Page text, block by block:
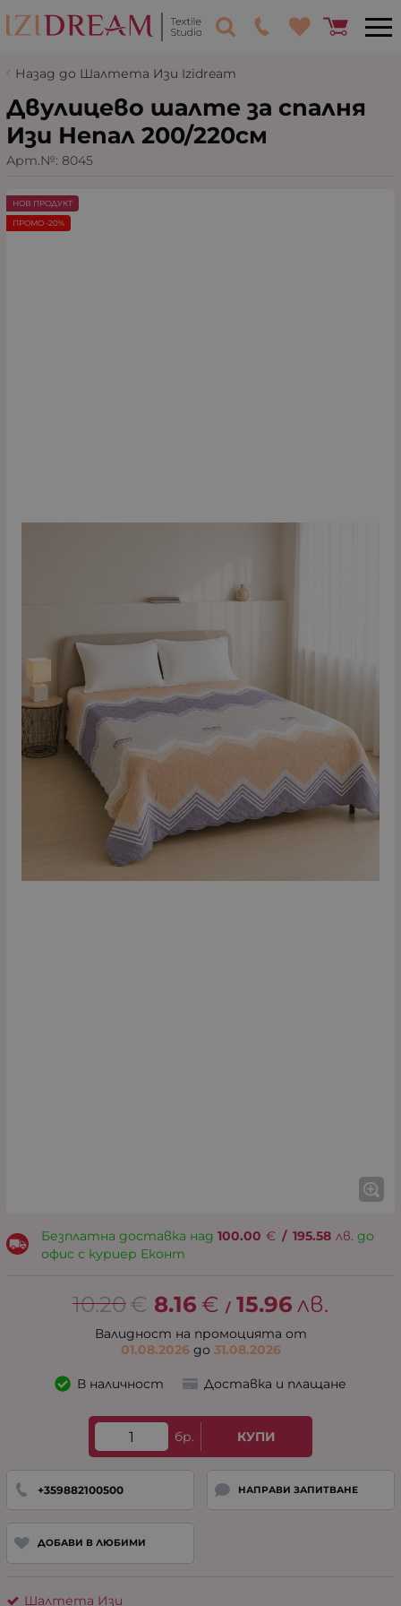
Назад до Шалтета Изи Izidream
Двулицево шалте за спалня
Изи Непал 200/220см
Арт.№: 8045
НОВ ПРОДУКТ
ПРОМО -20%
Безплатна доставка над 100.00 € / 195.58 лв. до
офис с куриер Еконт
10.20€ 8.16 € / 15.96 лв.
Валидност на промоцията от
01.08.2026 до 31.08.2026
В наличност Доставка и плащане
бр. КУПИ
+359882100500 НАПРАВИ ЗАПИТВАНЕ
ДОБАВИ В ЛЮБИМИ
Шалтета Изи